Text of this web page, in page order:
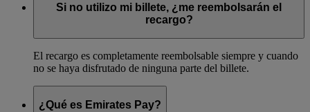
Si no utilizo mi billete, ¿me reembolsarán el
recargo?
El recargo es completamente reembolsable siempre y cuando
no se haya disfrutado de ninguna parte del billete.
¿Qué es Emirates Pay?